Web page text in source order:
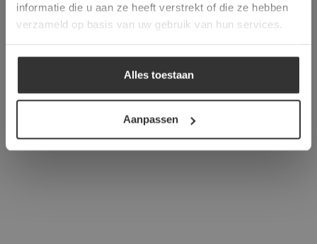
informatie die u aan ze heeft verstrekt of die ze hebben
verzameld op basis van uw gebruik van hun services.
Alles toestaan
Aanpassen
ALLES ACCEPTEREN
ALLES AFWIJZEN
DETAILS WEERGEVEN